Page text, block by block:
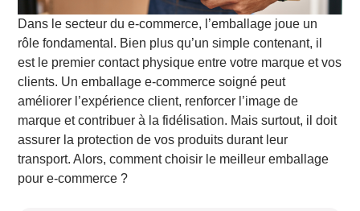
Dans le secteur du e-commerce, l’emballage joue un
rôle fondamental. Bien plus qu’un simple contenant, il
est le premier contact physique entre votre marque et vos
clients. Un emballage e-commerce soigné peut
améliorer l’expérience client, renforcer l’image de
marque et contribuer à la fidélisation. Mais surtout, il doit
assurer la protection de vos produits durant leur
transport. Alors, comment choisir le meilleur emballage
pour e-commerce ?